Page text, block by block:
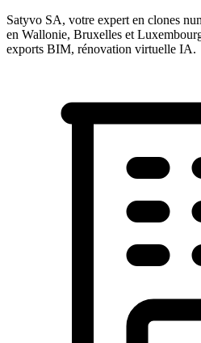
Satyvo SA, votre expert en clones
en Wallonie, Bruxelles et
exports BIM, rénovation virtuelle IA.